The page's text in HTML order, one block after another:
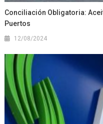
Conciliación Obligatoria:
Puertos
12/08/2024